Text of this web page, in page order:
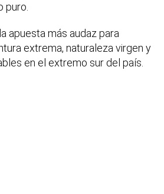
puro.
apuesta más audaz para
extrema, naturaleza virgen y
en el extremo sur del país.